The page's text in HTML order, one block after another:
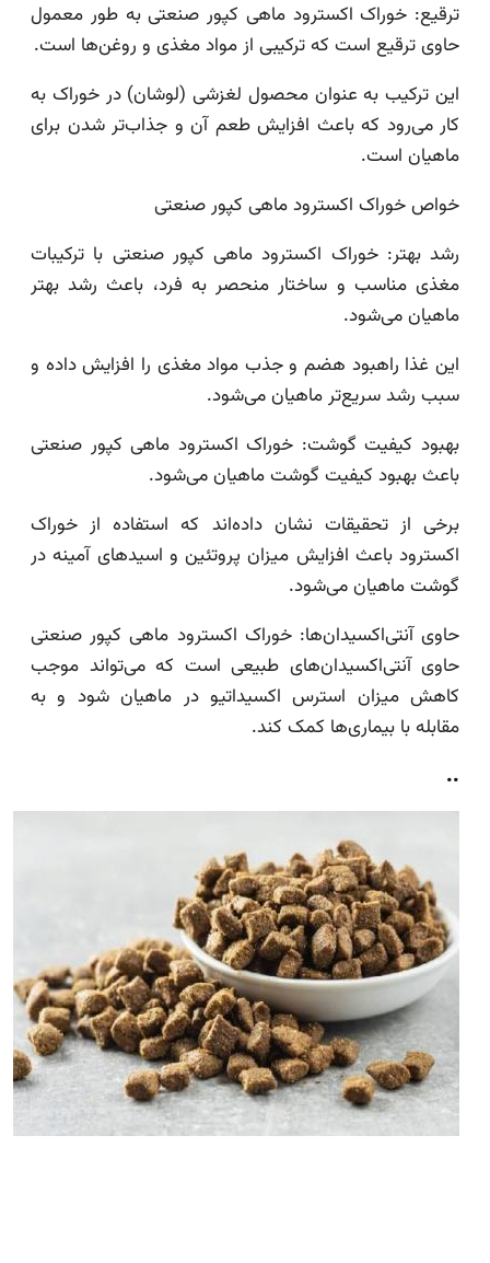
ترقیع: خوراک اکسترود ماهی کپور صنعتی به طور معمول
حاوی ترقیع است که ترکیبی از مواد مغذی و روغن‌ها است.
این ترکیب به عنوان محصول لغزشی (لوشان) در خوراک به
کار می‌رود که باعث افزایش طعم آن و جذاب‌تر شدن برای
ماهیان است.
خواص خوراک اکسترود ماهی کپور صنعتی
رشد بهتر: خوراک اکسترود ماهی کپور صنعتی با ترکیبات
مغذی مناسب و ساختار منحصر به فرد، باعث رشد بهتر
ماهیان می‌شود.
این غذا راهبود هضم و جذب مواد مغذی را افزایش داده و
سبب رشد سریع‌تر ماهیان می‌شود.
بهبود کیفیت گوشت: خوراک اکسترود ماهی کپور صنعتی
باعث بهبود کیفیت گوشت ماهیان می‌شود.
برخی از تحقیقات نشان داده‌اند که استفاده از خوراک
اکسترود باعث افزایش میزان پروتئین و اسیدهای آمینه در
گوشت ماهیان می‌شود.
حاوی آنتی‌اکسیدان‌ها: خوراک اکسترود ماهی کپور صنعتی
حاوی آنتی‌اکسیدان‌های طبیعی است که می‌تواند موجب
کاهش میزان استرس اکسیداتیو در ماهیان شود و به
مقابله با بیماری‌ها کمک کند.
..